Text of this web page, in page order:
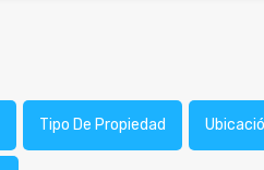
Tipo De Propiedad